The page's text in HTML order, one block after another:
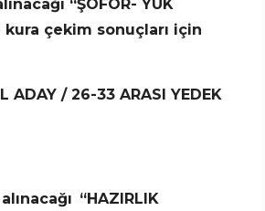
“ŞOFÖR- YÜK
kura çekim sonuçları için
ADAY / 26-33 ARASI YEDEK
“HAZIRLIK